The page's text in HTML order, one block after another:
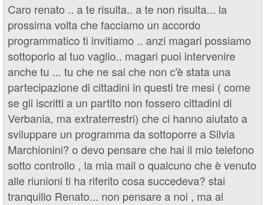
Caro renato .. a te risulta.. a te non risulta... la
prossima volta che facciamo un accordo
programmatico ti invitiamo .. anzi magari possiamo
sottoporlo al tuo vaglio.. magari puoi intervenire
anche tu ... tu che ne sai che non c'è stata una
partecipazione di cittadini in questi tre mesi ( come
se gli iscritti a un partito non fossero cittadini di
Verbania, ma extraterrestri) che ci hanno aiutato a
sviluppare un programma da sottoporre a Silvia
Marchionini? o devo pensare che hai il mio telefono
sotto controllo , la mia mail o qualcuno che è venuto
alle riunioni ti ha riferito cosa succedeva? stai
tranquillo Renato... non pensare a noi , ma al